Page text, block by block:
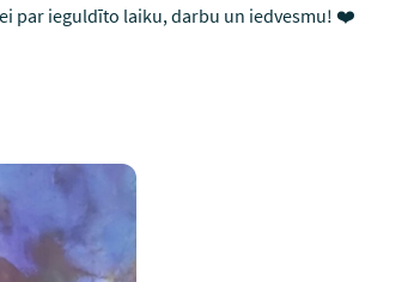
par ieguldīto laiku, darbu un iedvesmu! ❤️